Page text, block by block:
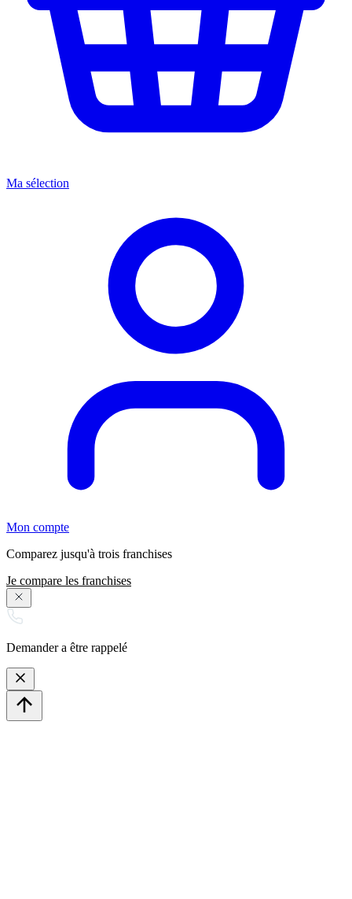
Ma sélection
Mon compte
Comparez jusqu'à trois franchises
Je compare les franchises
Demander a être rappelé